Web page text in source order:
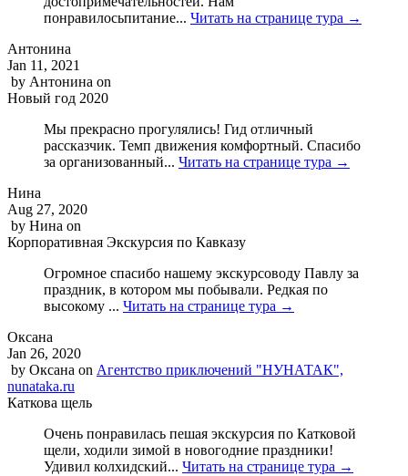
понравилосьпитание... Читать на странице тура →
Антонина
Jan 11, 2021
by Антонина on
Новый год 2020
Мы прекрасно прогулялись! Гид отличный
рассказчик. Темп движения комфортный. Спасибо
за организованный... Читать на странице тура →
Нина
Aug 27, 2020
by Нина on
Корпоративная Экскурсия по Кавказу
Огромное спасибо нашему экскурсоводу Павлу за
праздник, в котором мы побывали. Редкая по
высокому ... Читать на странице тура →
Оксана
Jan 26, 2020
by Оксана on Агентство приключений "НУНАТАК",
nunataka.ru
Каткова щель
Очень понравилась пешая экскурсия по Катковой
щели, ходили зимой в новогодние праздники!
Удивил колхидский... Читать на странице тура →